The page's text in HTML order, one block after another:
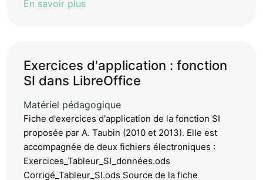
En savoir plus
Exercices d'application : fonction
SI dans LibreOffice
Matériel pédagogique
Fiche d'exercices d'application de la fonction SI
proposée par A. Taubin (2010 et 2013). Elle est
accompagnée de deux fichiers électroniques :
Exercices_Tableur_SI_données.ods
Corrigé_Tableur_SI.ods Source de la fiche